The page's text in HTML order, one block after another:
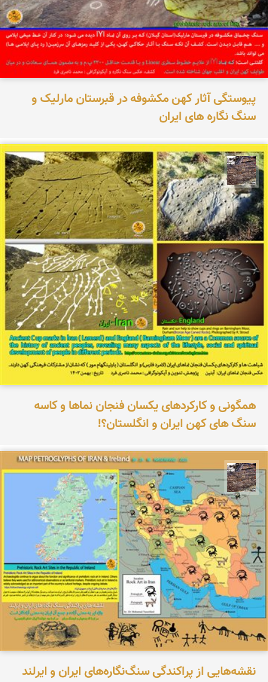
پیوستگی آثار کهن مکشوفه در قبرستان مارلیک و
سنگ نگاره های ایران
محمد ناصری فرد
همگونی و کارکردهای یکسان فنجان نماها و کاسه
سنگ های کهن ایران و انگلستان؟!
محمد ناصری فرد
نقشه‌هایی از پراکندگی سنگ‌نگاره‌های ایران و ایرلند